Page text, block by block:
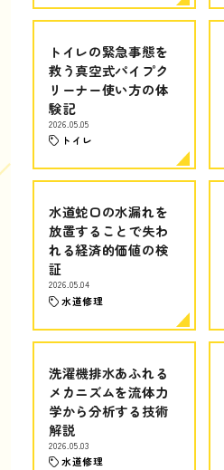
トイレの緊急事態を
救う真空式パイプク
リーナー使い方の体
験記
2026.05.05
トイレ
水道蛇口の水漏れを
放置することで失わ
れる経済的価値の検
証
2026.05.04
水道修理
洗濯機排水あふれる
メカニズムを流体力
学から分析する技術
解説
2026.05.03
水道修理